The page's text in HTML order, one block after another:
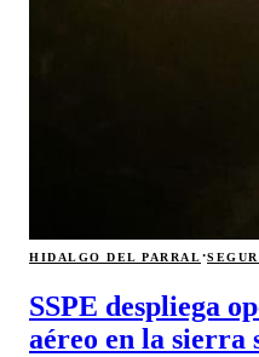
HIDALGO DEL PARRAL·
SSPE despliega
aéreo en la sierra